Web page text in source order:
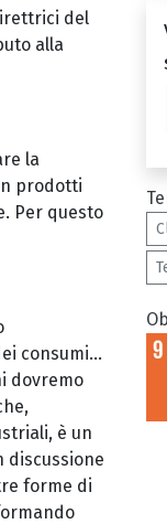
del
alla
la
prodotti
Per questo
consumi...
dovremo
è un
discussione
forme di